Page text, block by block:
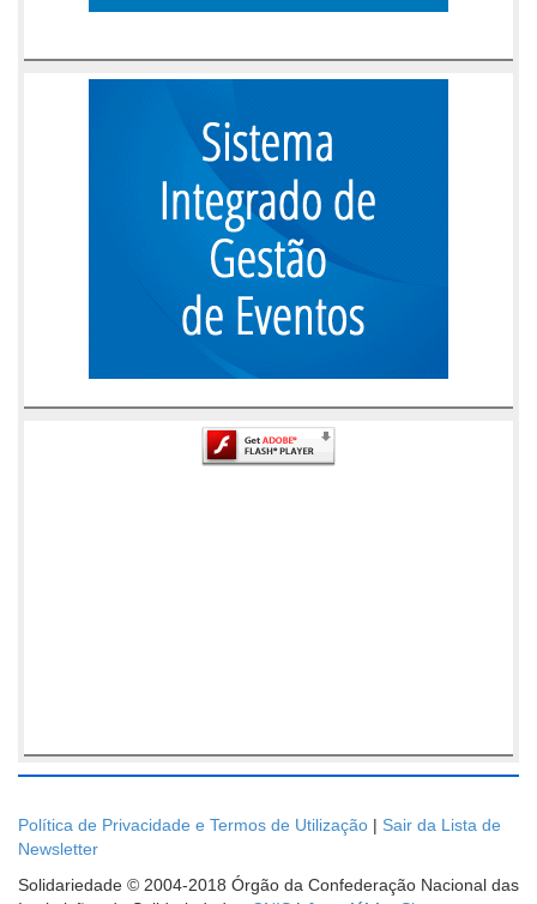
Política de Privacidade e Termos de Utilização | Sair da Lista de
Newsletter
Solidariedade © 2004-2018 Órgão da Confederação Nacional das